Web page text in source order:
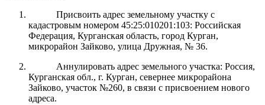
Присвоить адрес земельному участку с
кадастровым номером 45:25:010201:103: Российская
Федерация, Курганская область, город Курган,
микрорайон Зайково, улица Дружная, № 36.
Аннулировать адрес земельного участка: Россия,
Курганская обл., г. Курган, севернее микрорайона
Зайково, участок №260, в связи с присвоением нового
адреса.